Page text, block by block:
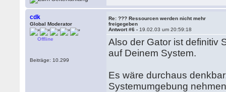
cdk
Global Moderator
Offline
Beiträge: 10.299
Re: ??? Ressourcen werden nicht mehr
freigegeben
Antwort #6 - 19.02.03 um 20:59:18
Also der Gator ist definitiv
auf Deinem System.
Es wäre durchaus
Systemumgebung